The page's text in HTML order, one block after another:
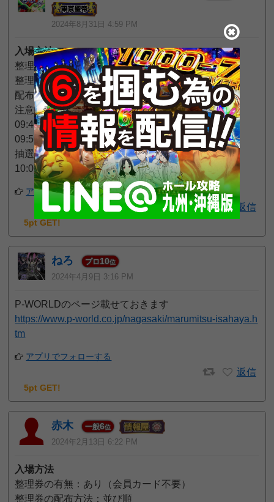
2024年8月31日 4:59 PM
入場方法
整理券の有無：あり（会員カード不要）
整理券の配布方法：抽選
配布時間：9:50
注意点：
09:40 抽選券配布
09:50 抽選
抽選後整列
10:00 入場
アプリでフォローする
返信
5pt GET!
ねろ プロ10位
2024年4月9日 3:16 PM
P-WORLDのページ載せておきます
https://www.p-world.co.jp/nagasaki/marumitsu-isahaya.h
tm
アプリでフォローする
返信
5pt GET!
赤木 一般6位
2024年2月13日 6:22 PM
入場方法
整理券の有無：あり（会員カード不要）
整理券の配布方法：並び順